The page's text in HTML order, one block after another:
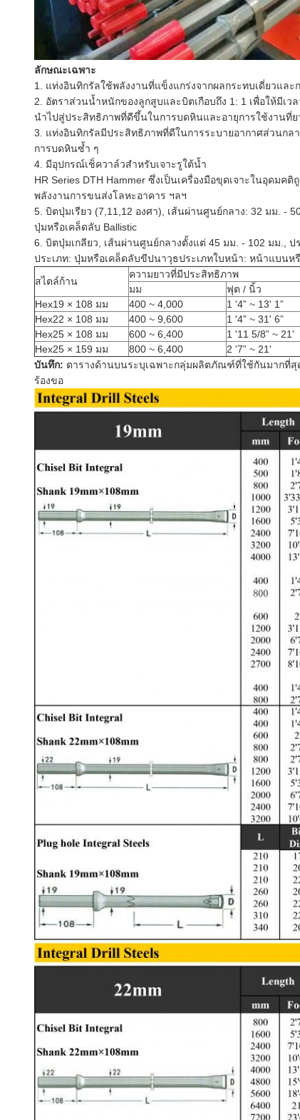
ลักษณะเฉพาะ
1. แท่งอินทิกรัลใช้พลังงานที่แข็งแกร่งจากผลกระทบเดี่ยวแล
2. อัตราส่วนน้ำหนักของลูกสูบและบิตเกือบถึง 1: 1 เพื่อให้มีเว
นำไปสู่ประสิทธิภาพที่ดีขึ้นในการบดหินและอายุการใช้งานที่ย
3. แท่งอินทิกรัลมีประสิทธิภาพที่ดีในการระบายอากาศส่วนกล
การบดหินซ้ำ ๆ
4. มีอุปกรณ์เช็ควาล์วสำหรับเจาะรูใต้น้ำ
HR Series DTH Hammer ซึ่งเป็นเครื่องมือขุดเจาะในอุดม
พลังงานการขนส่งโลหะอาคาร ฯลฯ
5. บิตปุ่มเรียว (7,11,12 องศา), เส้นผ่านศูนย์กลาง: 32 มม. -
ปุ่มหรือเคล็ดลับ Ballistic
6. บิตปุ่มเกลียว, เส้นผ่านศูนย์กลางตั้งแต่ 45 มม. - 102 มม., ป
ประเภท: ปุ่มหรือเคล็ดลับขีปนาวุธประเภทใบหน้า: หน้าแบนห
สไตล์ก้าน
ความยาวที่มีประสิทธิภาพ
มม
ฟุต / นิ้ว
Hex19 × 108 มม
400 ~ 4,000 1 '4” ~ 13' 1”
Hex22 × 108 มม
400 ~ 9,600 1 '4” ~ 31' 6”
Hex25 × 108 มม
600 ~ 6,400 1 '11 5/8” ~ 21'
Hex25 × 159 มม
800 ~ 6,400 2 '7” ~ 21'
บันทึก: ตารางด้านบนระบุเฉพาะกลุ่มผลิตภัณฑ์ที่ใช้กันมากที่
ร้องขอ